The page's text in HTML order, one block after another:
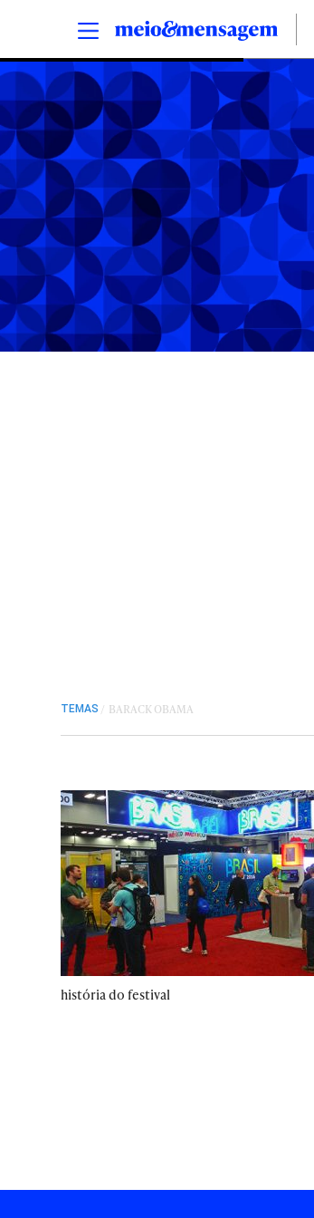
TEMAS / BARACK OBAMA
história do festival